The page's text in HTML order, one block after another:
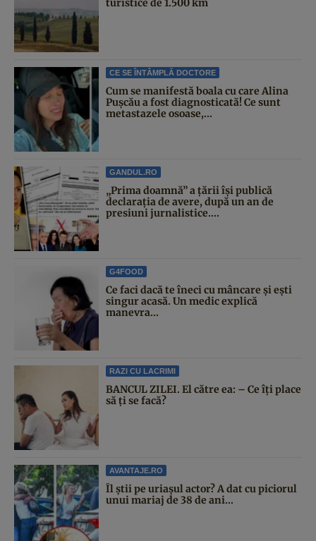
turistice de 1.500 km
CE SE ÎNTÂMPLĂ DOCTORE
Cum se manifestă boala cu care Alina
Pușcău a fost diagnosticată! Ce sunt
metastazele osoase,...
GANDUL.RO
„Prima doamnă” a țării își publică
declarația de avere, după un an de
presiuni jurnalistice....
G4FOOD
Ce faci dacă te îneci cu mâncare și ești
singur acasă. Un medic explică
manevra...
RAZI CU LACRIMI
BANCUL ZILEI. El către ea: – Ce îți place
să ți se facă?
AVANTAJE.RO
Îl știi pe uriașul actor? A dat cu piciorul
unui mariaj de 38 de ani...